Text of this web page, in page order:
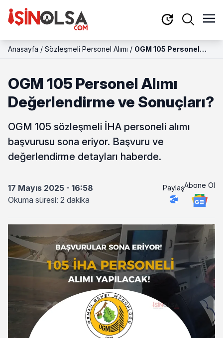
Anasayfa / Sözleşmeli Personel Alımı / OGM 105 Personel
OGM 105 Personel Alımı
Değerlendirme ve Sonuçları?
OGM 105 sözleşmeli İHA personeli alımı
başvurusu sona eriyor. Başvuru ve
değerlendirme detayları haberde.
17 Mayıs 2025 - 16:58
Okuma süresi: 2 dakika
PaylaşAbone Ol